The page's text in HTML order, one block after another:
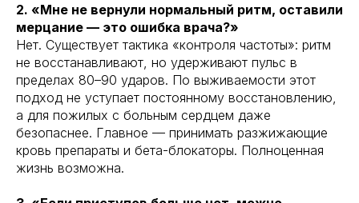
2. «Мне не вернули нормальный ритм, оставили
мерцание — это ошибка врача?»
Нет. Существует тактика «контроля частоты»: ритм
не восстанавливают, но удерживают пульс в
пределах 80–90 ударов. По выживаемости этот
подход не уступает постоянному восстановлению,
а для пожилых с больным сердцем даже
безопаснее. Главное — принимать разжижающие
кровь препараты и бета-блокаторы. Полноценная
жизнь возможна.